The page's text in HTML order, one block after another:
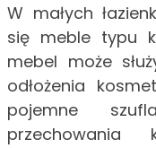
W małych
się meble typu
mebel może
odłożenia
pojemne
przechowania